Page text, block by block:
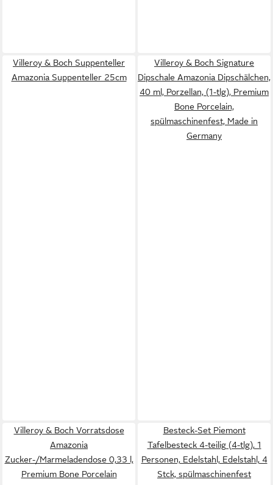
Villeroy & Boch Suppenteller
Amazonia Suppenteller 25cm
Villeroy & Boch Signature
Dipschale Amazonia Dipschälchen,
40 ml, Porzellan, (1-tlg), Premium
Bone Porcelain,
spülmaschinenfest, Made in
Germany
Villeroy & Boch Vorratsdose
Amazonia
Zucker-/Marmeladendose 0,33 l,
Premium Bone Porcelain
Besteck-Set Piemont
Tafelbesteck 4-teilig (4-tlg), 1
Personen, Edelstahl, Edelstahl, 4
Stck, spülmaschinenfest